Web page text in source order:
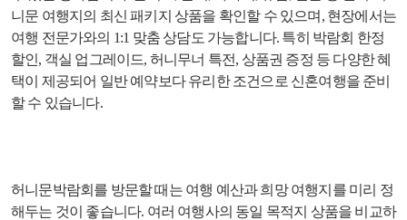
니문 여행지의 최신 패키지 상품을 확인할 수 있으며, 현장에서는
여행 전문가와의 1:1 맞춤 상담도 가능합니다. 특히 박람회 한정
할인, 객실 업그레이드, 허니무너 특전, 상품권 증정 등 다양한 혜
택이 제공되어 일반 예약보다 유리한 조건으로 신혼여행을 준비
할 수 있습니다.
허니문박람회를 방문할 때는 여행 예산과 희망 여행지를 미리 정
해두는 것이 좋습니다. 여러 여행사의 동일 목적지 상품을 비교하